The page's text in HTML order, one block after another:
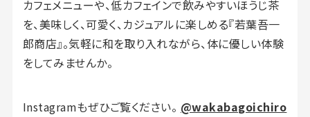
カフェメニューや、低カフェインで飲みやすいほうじ茶
を、美味しく、可愛く、カジュアルに楽しめる『若葉吾一
郎商店』。気軽に和を取り入れながら、体に優しい体験
をしてみませんか。
Instagramもぜひご覧ください。 @wakabagoichiro